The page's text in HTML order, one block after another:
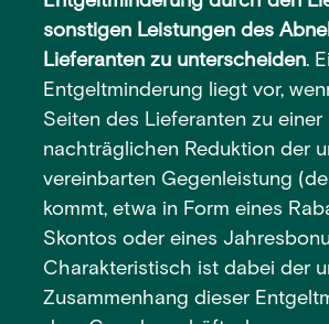
sonstigen Leistungen des
Lieferanten zu unterscheiden.
Entgeltminderung liegt vor,
Seiten des Lieferanten zu einer
nachträglichen Reduktion der
vereinbarten Gegenleistung
kommt, etwa in Form eines
Skontos oder eines
Charakteristisch ist dabei der
Zusammenhang dieser